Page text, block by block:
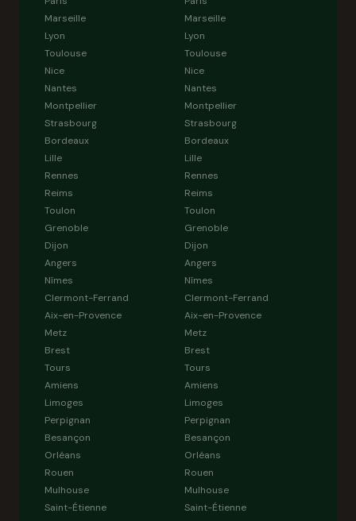
Marseille
Lyon
Toulouse
Nice
Nantes
Montpellier
Strasbourg
Bordeaux
Lille
Rennes
Reims
Toulon
Grenoble
Dijon
Angers
Nîmes
Clermont-Ferrand
Aix-en-Provence
Metz
Brest
Tours
Amiens
Limoges
Perpignan
Besançon
Orléans
Rouen
Mulhouse
Saint-Étienne
Marseille
Lyon
Toulouse
Nice
Nantes
Montpellier
Strasbourg
Bordeaux
Lille
Rennes
Reims
Toulon
Grenoble
Dijon
Angers
Nîmes
Clermont-Ferrand
Aix-en-Provence
Metz
Brest
Tours
Amiens
Limoges
Perpignan
Besançon
Orléans
Rouen
Mulhouse
Saint-Étienne